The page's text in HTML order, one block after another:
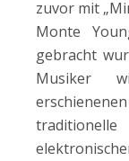
zuvor mit
Monte
gebracht
Musiker